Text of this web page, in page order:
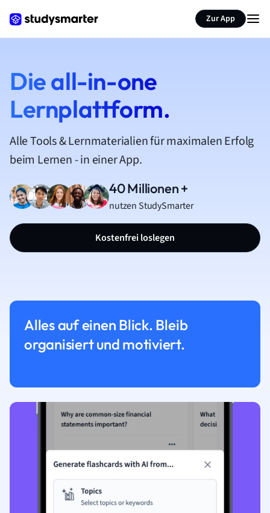
Zur App
Die all-in-one
Lernplattform.
Alle Tools & Lernmaterialien für maximalen Erfolg
beim Lernen - in einer App.
40 Millionen +
nutzen StudySmarter
Kostenfrei loslegen
Alles auf einen Blick. Bleib
organisiert und motiviert.